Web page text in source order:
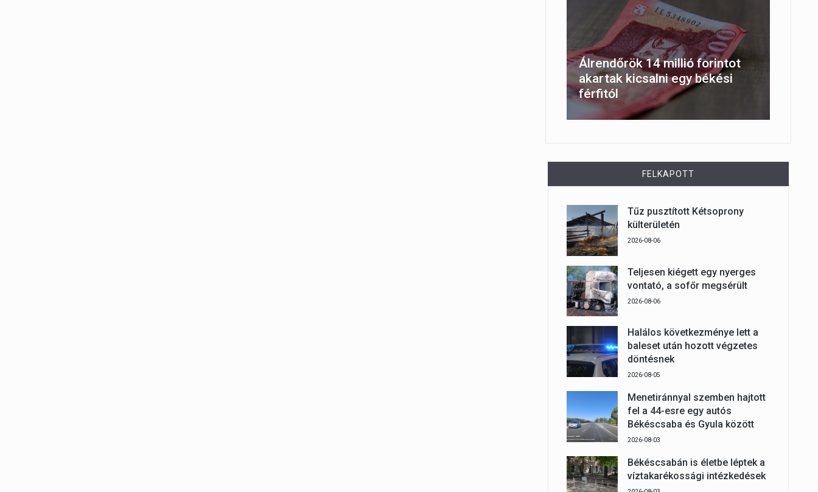
Álrendőrök 14 millió forintot
akartak kicsalni egy békési
férfitól
FELKAPOTT
Tűz pusztított Kétsoprony
külterületén
2026-08-06
Teljesen kiégett egy nyerges
vontató, a sofőr megsérült
2026-08-06
Halálos következménye lett a
baleset után hozott végzetes
döntésnek
2026-08-05
Menetiránnyal szemben hajtott
fel a 44-esre egy autós
Békéscsaba és Gyula között
2026-08-03
Békéscsabán is életbe léptek a
víztakarékossági intézkedések